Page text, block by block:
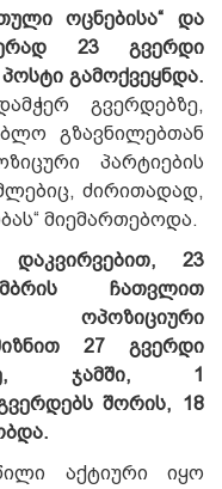
ოცნებისა“ და
23 გვერდი
გამოქვეყნდა.
გვერდებზე,
გზავნილებთან
პარტიების
ძირითადად,
მიემართებოდა.
დაკვირვებით, 23
ჩათვლით
ოპოზიციური
27 გვერდი
ჯამში, 1
შორის, 18
აქტიური იყო